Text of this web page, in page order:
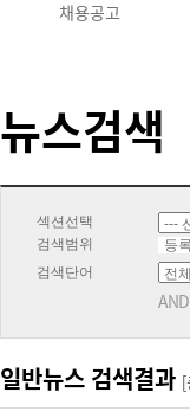
채용공고
뉴스검색
섹션선택
검색범위
검색단어
AND
일반뉴스 검색결과